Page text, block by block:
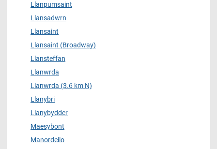
Llanpumsaint
Llansadwrn
Llansaint
Llansaint (Broadway)
Llansteffan
Llanwrda
Llanwrda (3.6 km N)
Llanybri
Llanybydder
Maesybont
Manordeilo